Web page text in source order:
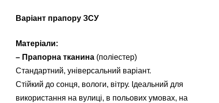
Варіант прапору ЗСУ
Матеріали:
– Прапорна тканина (поліестер)
Стандартний, універсальний варіант.
Стійкий до сонця, вологи, вітру. Ідеальний для
використання на вулиці, в польових умовах, на